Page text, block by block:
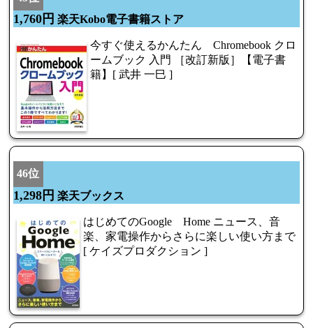
1,760円 楽天Kobo電子書籍ストア
今すぐ使えるかんたん Chromebook クロ
ームブック 入門 ［改訂新版］【電子書
籍】[ 武井 一巳 ]
46位
1,298円 楽天ブックス
はじめてのGoogle Home ニュース、音
楽、家電操作からさらに楽しい使い方まで
[ ケイズプロダクション ]